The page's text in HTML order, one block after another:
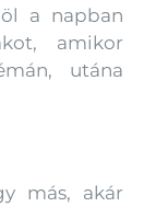
a napban
amikor
utána
más, akár